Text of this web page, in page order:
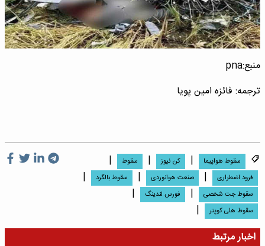
منبع:pna
ترجمه: فائزه امین پویا
سقوط هواپیما | کن نیوز | سقوط |
فرود اضطراری | صنعت هوانوردی | سقوط بالگرد |
سقوط جت شخصی | فورس لندینگ |
سقوط هلی کوپتر
|
اخبار مرتبط